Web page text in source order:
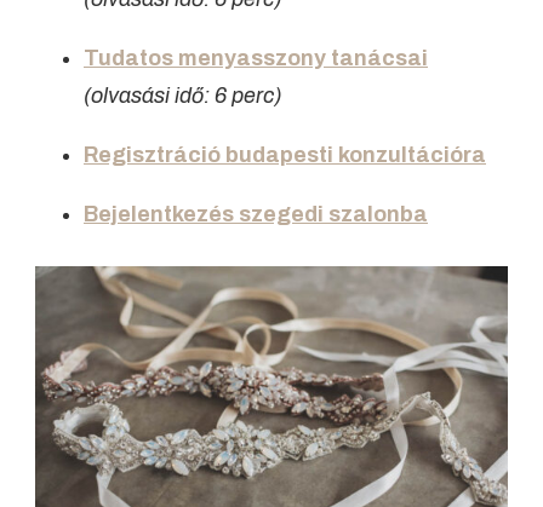
Tudatos menyasszony tanácsai
(olvasási idő: 6 perc)
Regisztráció budapesti konzultációra
Bejelentkezés szegedi szalonba